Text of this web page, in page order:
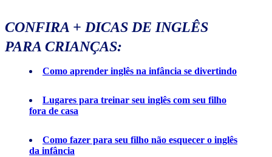
CONFIRA + DICAS DE INGLÊS
PARA CRIANÇAS:
Como aprender inglês na infância se divertindo
Lugares para treinar seu inglês com seu filho
fora de casa
Como fazer para seu filho não esquecer o inglês
da infância